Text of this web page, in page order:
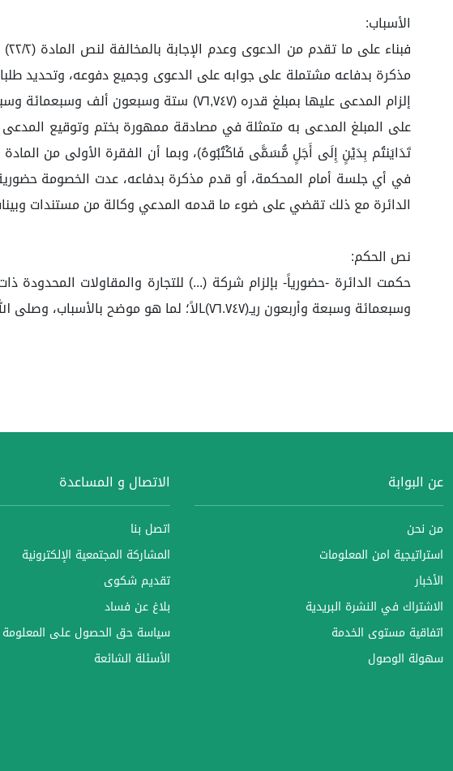
الأسباب:
مذكرة بدفاعه مشتملة على جوابه على الدعوى وجميع دفوعه، وتحديد
إلزام المدعى عليها بمبلغ قدره (٧٦,٧٤٧)
على المبلغ المدعى به متمثلة في مصادقة ممهورة بختم وتوقيع المدعى
تَدَايَنتُم بِدَيْنٍ إِلَى أَجَلٍ مُّسَمًّى فَاكْتُبُوهُ)، وبما أن الفقرة الأولى من
في أي جلسة أمام المحكمة، أو قدم مذكرة بدفاعه، عدت الخصومة
الدائرة مع ذلك تقضي على ضوء ما قدمه المدعي وكالة من مستندات
نص الحكم:
حكمت الدائرة -حضورياً- بإلزام شركة (...) للتجارة والمقاولات
وسبعمائة وسبعة وأربعون ريـ(٧٦.٧٤٧)ـالاً؛ لما هو موضح بالأسباب، وصلى الله وسلم على نبينا محمد وعلى آله وصحبه أجمعين.
عن البوابة
من نحن
استراتيجية امن المعلومات
الأخبار
الاشتراك في النشرة البريدية
اتفاقية مستوى الخدمة
سهولة الوصول
الاتصال و المساعدة
اتصل بنا
المشاركة المجتمعية الإلكترونية
تقديم شكوى
بلاغ عن فساد
سياسة حق الحصول على المعلومة
الأسئلة الشائعة